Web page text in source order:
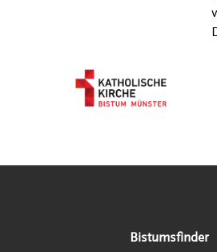
Serviceangebote
Bistumsfinder
Social Media
Externe Links